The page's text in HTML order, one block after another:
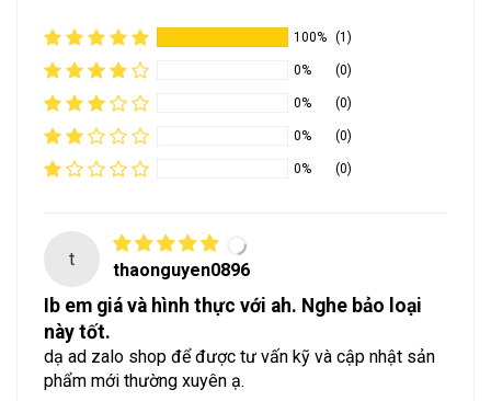
100% (1)
0% (0)
0% (0)
0% (0)
0% (0)
t
thaonguyen0896
Ib em giá và hình thực với ah. Nghe bảo loại
này tốt.
dạ ad zalo shop để được tư vấn kỹ và cập nhật sản
phẩm mới thường xuyên ạ.